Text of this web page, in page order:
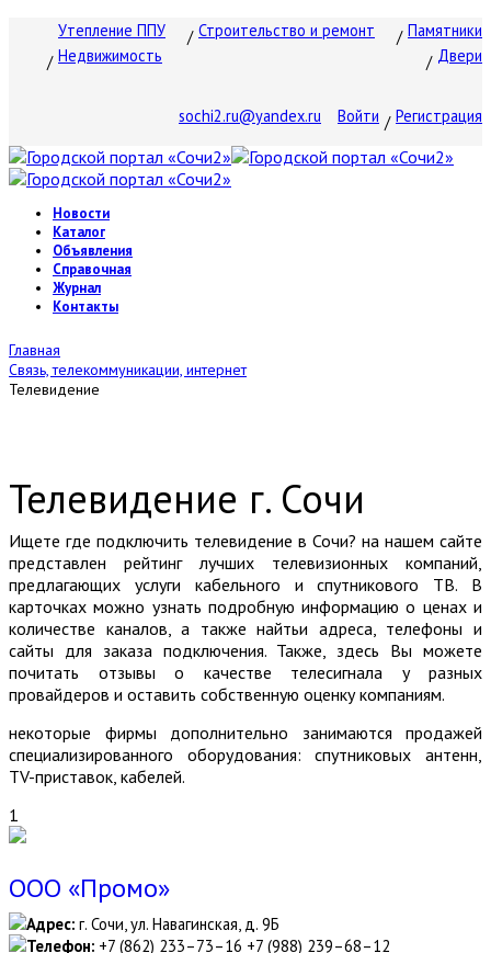
Утепление ППУ Строительство и ремонт
Памятники
Недвижимость
Двери
sochi2.ru@yandex.ru Войти Регистрация
Новости
Каталог
Объявления
Справочная
Журнал
Контакты
Главная
Связь, телекоммуникации, интернет
Телевидение
Телевидение г. Сочи
Ищете где подключить телевидение в Сочи? на нашем сайте
представлен рейтинг лучших телевизионных компаний,
предлагающих услуги кабельного и спутникового ТВ. В
карточках можно узнать подробную информацию о ценах и
количестве каналов, а также найтьи адреса, телефоны и
сайты для заказа подключения. Также, здесь Вы можете
почитать отзывы о качестве телесигнала у разных
провайдеров и оставить собственную оценку компаниям.
некоторые фирмы дополнительно занимаются продажей
специализированного оборудования: спутниковых антенн,
TV-приставок, кабелей.
1
ООО «Промо»
Адрес: г. Сочи, ул. Навагинская, д. 9Б
Телефон: +7 (862) 233–73–16 +7 (988) 239–68–12